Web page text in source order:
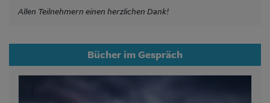
Allen Teilnehmern einen herzlichen Dank!
Bücher im Gespräch